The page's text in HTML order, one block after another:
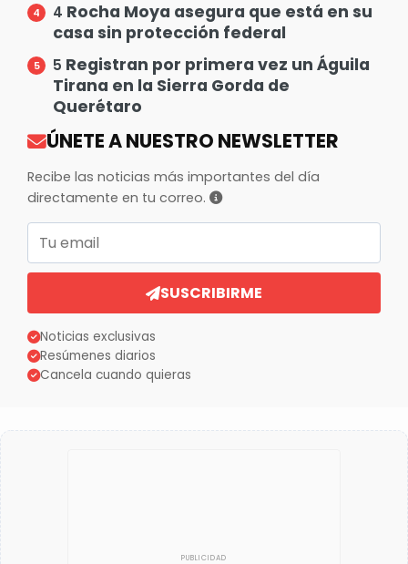
4 Rocha Moya asegura que está en su
casa sin protección federal
5 Registran por primera vez un Águila
Tirana en la Sierra Gorda de
Querétaro
ÚNETE A NUESTRO NEWSLETTER
Recibe las noticias más importantes del día
directamente en tu correo.
Correo electrónico
SUSCRIBIRME
Noticias exclusivas
Resúmenes diarios
Cancela cuando quieras